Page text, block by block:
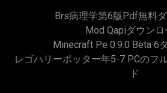
Brs病理学第6版pdf無料
Mod Qapiダウンロ
Minecraft Pe 0.9.0 Beta 6
レゴハリーポッター年5-7 PCのフ
ド